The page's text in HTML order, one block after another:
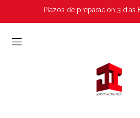
Plazos de preparación 3 días